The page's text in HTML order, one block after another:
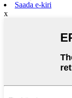
Saada e-kiri
x